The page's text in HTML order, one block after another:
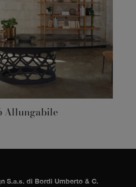
Allungabile
S.a.s. di Bordi Umberto & C.